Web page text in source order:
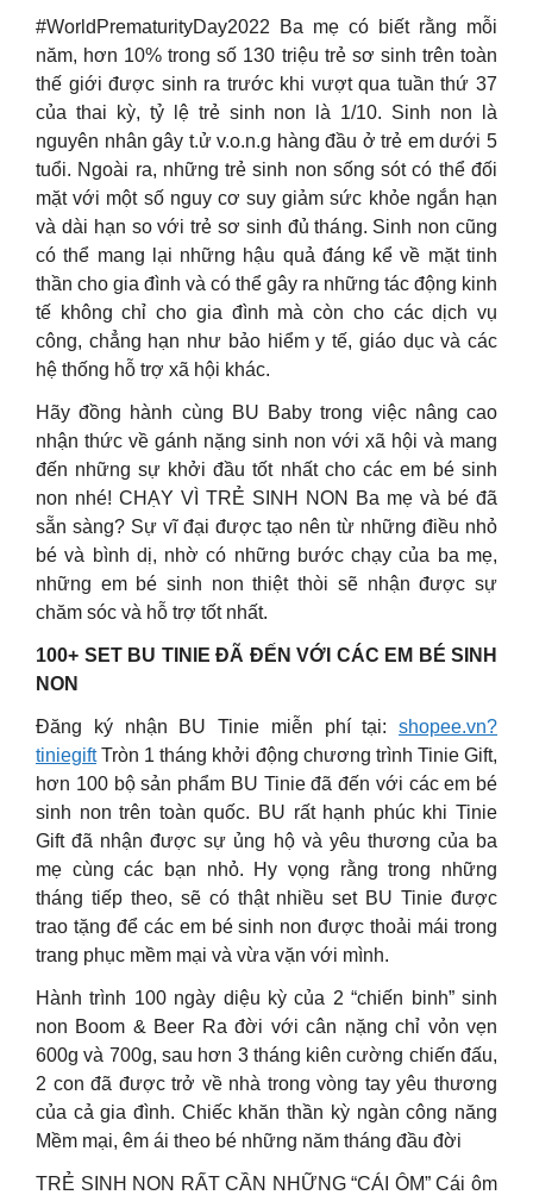
#WorldPrematurityDay2022 Ba mẹ có biết rằng mỗi
năm, hơn 10% trong số 130 triệu trẻ sơ sinh trên toàn
thế giới được sinh ra trước khi vượt qua tuần thứ 37
của thai kỳ, tỷ lệ trẻ sinh non là 1/10. Sinh non là
nguyên nhân gây t.ử v.o.n.g hàng đầu ở trẻ em dưới 5
tuổi. Ngoài ra, những trẻ sinh non sống sót có thể đối
mặt với một số nguy cơ suy giảm sức khỏe ngắn hạn
và dài hạn so với trẻ sơ sinh đủ tháng. Sinh non cũng
có thể mang lại những hậu quả đáng kể về mặt tinh
thần cho gia đình và có thể gây ra những tác động kinh
tế không chỉ cho gia đình mà còn cho các dịch vụ
công, chẳng hạn như bảo hiểm y tế, giáo dục và các
hệ thống hỗ trợ xã hội khác.
Hãy đồng hành cùng BU Baby trong việc nâng cao
nhận thức về gánh nặng sinh non với xã hội và mang
đến những sự khởi đầu tốt nhất cho các em bé sinh
non nhé! CHẠY VÌ TRẺ SINH NON Ba mẹ và bé đã
sẵn sàng? Sự vĩ đại được tạo nên từ những điều nhỏ
bé và bình dị, nhờ có những bước chạy của ba mẹ,
những em bé sinh non thiệt thòi sẽ nhận được sự
chăm sóc và hỗ trợ tốt nhất.
100+ SET BU TINIE ĐÃ ĐẾN VỚI CÁC EM BÉ SINH
NON
Đăng ký nhận BU Tinie miễn phí tại: shopee.vn?
tiniegiftTròn 1 tháng khởi động chương trình Tinie Gift,
hơn 100 bộ sản phẩm BU Tinie đã đến với các em bé
sinh non trên toàn quốc. BU rất hạnh phúc khi Tinie
Gift đã nhận được sự ủng hộ và yêu thương của ba
mẹ cùng các bạn nhỏ. Hy vọng rằng trong những
tháng tiếp theo, sẽ có thật nhiều set BU Tinie được
trao tặng để các em bé sinh non được thoải mái trong
trang phục mềm mại và vừa vặn với mình.
Hành trình 100 ngày diệu kỳ của 2 “chiến binh” sinh
non Boom & Beer Ra đời với cân nặng chỉ vỏn vẹn
600g và 700g, sau hơn 3 tháng kiên cường chiến đấu,
2 con đã được trở về nhà trong vòng tay yêu thương
của cả gia đình. Chiếc khăn thần kỳ ngàn công năng
Mềm mại, êm ái theo bé những năm tháng đầu đời
TRẺ SINH NON RẤT CẦN NHỮNG “CÁI ÔM” Cái ôm